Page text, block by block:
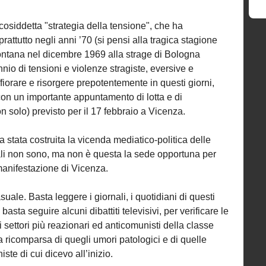
"strategia della tensione", che ha
negli anni ’70 (si pensi alla tragica stagione
nel dicembre 1969 alla strage di Bologna
di tensioni e violenze stragiste, eversive e
e risorgere prepotentemente in questi giorni,
un importante appuntamento di lotta e di
solo) previsto per il 17 febbraio a Vicenza.
stata costruita la vicenda mediatico-politica delle
non sono, ma non è questa la sede opportuna per
di Vicenza.
Basta leggere i giornali, i quotidiani di questi
seguire alcuni dibattiti televisivi, per verificare le
più reazionari ed anticomunisti della classe
ricomparsa di quegli umori patologici e di quelle
di cui dicevo all’inizio.